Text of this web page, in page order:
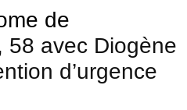
de
58 avec Diogène
d’urgence